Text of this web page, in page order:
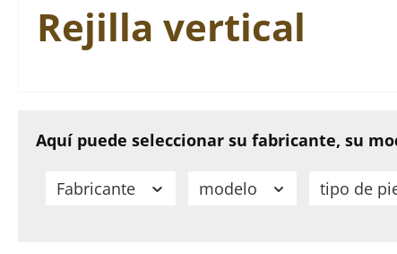
Rejilla vertical
Aquí puede seleccionar su fabricante, su
Fabricante modelo tipo de